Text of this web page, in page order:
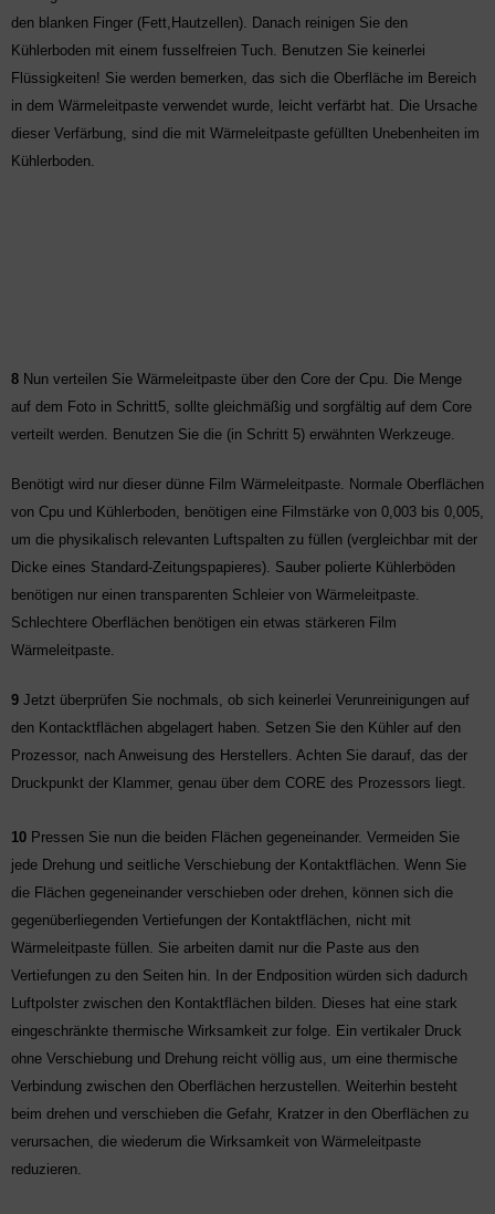
den blanken Finger (Fett,Hautzellen). Danach reinigen Sie den
Kühlerboden mit einem fusselfreien Tuch. Benutzen Sie keinerlei
Flüssigkeiten! Sie werden bemerken, das sich die Oberfläche im Bereich
in dem Wärmeleitpaste verwendet wurde, leicht verfärbt hat. Die Ursache
dieser Verfärbung, sind die mit Wärmeleitpaste gefüllten Unebenheiten im
Küh lerboden.
8 Nun verteilen Sie Wärmeleitpaste über den Core der Cpu. Die Menge
auf dem Foto in Schritt5, sollte gleichmäßig und sorgfältig auf dem Core
verteilt werden. Benutzen Sie die (in Schritt 5) erwähnten Werkzeuge.
Benötigt wird nur dieser dünne Film Wärmeleitpaste. Normale Oberflächen
von Cpu und Kühlerboden, benötigen eine Filmstärke von 0,003 bis 0,005,
um die physikalisch relevanten Luftspalten zu füllen (vergleichbar mit der
Dicke eines Standard-Zeitungspapieres). Sauber polierte Kühlerböden
benötigen nur einen transparenten Schleier von Wärmeleitpaste.
Schlechtere Oberflächen benötigen ein etwas stärkeren Film
Wärmeleitpaste.
9 Jetzt überprüfen Sie nochmals, ob sich keinerlei Verunreinigungen auf
den Kontacktflächen abgelagert haben. Setzen Sie den Kühler auf den
Prozessor, nach Anweisung des Herstellers. Achten Sie darauf, das der
Druckpunkt der Klammer, genau über dem CORE des Prozessors liegt.
10 Pressen Sie nun die beiden Flächen gegeneinander. Vermeiden Sie
jede Drehung und seitliche Verschiebung der Kontaktflächen. Wenn Sie
die Flächen gegeneinander verschieben oder drehen, können sich die
gegenüberliegenden Vertiefungen der Kontaktflächen, nicht mit
Wärmeleitpaste füllen. Sie arbeiten damit nur die Paste aus den
Vertiefungen zu den Seiten hin. In der Endposition würden sich dadurch
Luftpolster zwischen den Kontaktflächen bilden. Dieses hat eine stark
eingeschränkte thermische Wirksamkeit zur folge. Ein vertikaler Druck
ohne Verschiebung und Drehung reicht völlig aus, um eine thermische
Verbindung zwischen den Oberflächen herzustellen. Weiterhin besteht
beim drehen und verschieben die Gefahr, Kratzer in den Oberflächen zu
verursachen, die wiederum die Wirksamkeit von Wärmeleitpaste
reduzieren.